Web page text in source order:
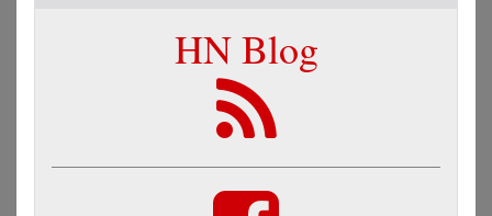
HN Blog